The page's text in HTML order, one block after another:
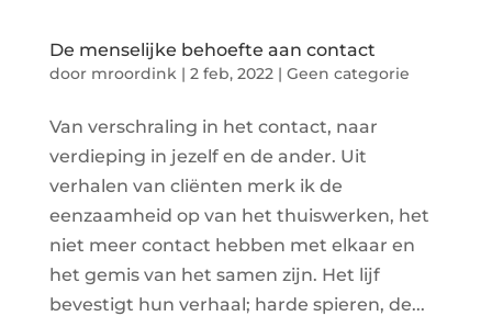
De menselijke behoefte aan contact
door mroordink| 2 feb, 2022| Geen categorie
Van verschraling in het contact, naar
verdieping in jezelf en de ander. Uit
verhalen van cliënten merk ik de
eenzaamheid op van het thuiswerken, het
niet meer contact hebben met elkaar en
het gemis van het samen zijn. Het lijf
bevestigt hun verhaal; harde spieren, de...